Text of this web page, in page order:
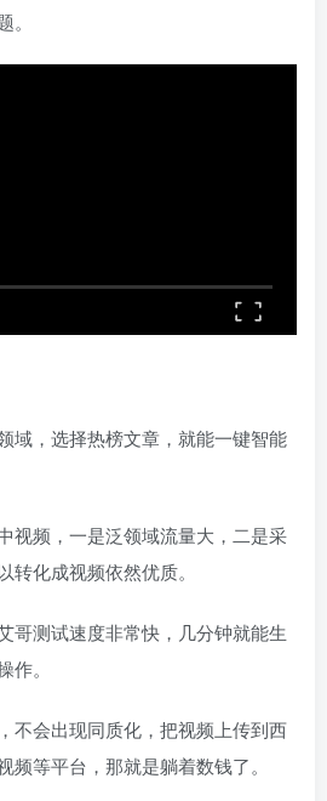
域，选择热榜文章，就能一键智能
视频，一是泛领域流量大，二是采
化成视频依然优质。
哥测试速度非常快，几分钟就能生
。
不会出现同质化，把视频上传到西
频等平台，那就是躺着数钱了。